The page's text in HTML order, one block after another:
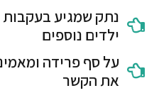
נתק שמגיע בעקבות
ילדים נוספים
על סף פרידה
את הקשר